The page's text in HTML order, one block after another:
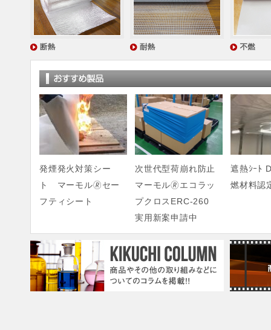
発煙発火対策シー
ト マーモル🄬セー
フティシート
次世代型荷崩れ防止
マーモル🄬エコラッ
プクロスERC-260
実用新案申請中
遮熱ｼｰﾄ
燃材料認